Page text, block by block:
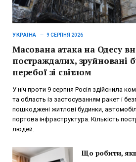
УКРАЇНА 9 СЕРПНЯ 2026
Масована атака на Одесу
постраждалих, зруйновані
перебої зі світлом
У ніч проти 9 серпня Росія здійснила
та область із застосуванням ракет і
пошкоджені житлові будинки,
портова інфраструктура. Кількість
людей.
Що робити,